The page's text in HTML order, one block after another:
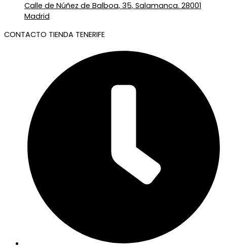
Calle de Núñez de Balboa, 35, Salamanca. 28001
Madrid
CONTACTO TIENDA TENERIFE